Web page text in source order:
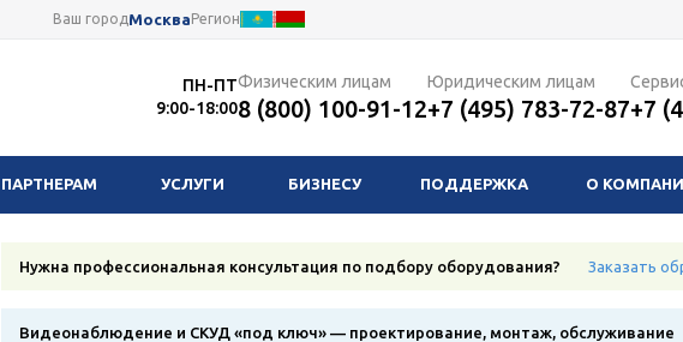
Ваш городМоскваРегион
ПН-ПТ
9:00-18:00
Физическим лицам
8 (800) 100-91-12
Юридическим лицам
+7 (495) 783-72-87+7
ПАРТНЕРАМ УСЛУГИ БИЗНЕСУ ПОДДЕРЖКА О
Нужна профессиональная консультация по подбору оборудования? Заказать
Видеонаблюдение и СКУД «под ключ» — проектирование, монтаж, обслуживание